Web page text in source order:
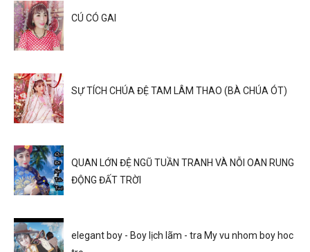
CÚ CÓ GAI
SỰ TÍCH CHÚA ĐỆ TAM LÂM THAO (BÀ CHÚA ÓT)
QUAN LỚN ĐỆ NGŨ TUẦN TRANH VÀ NỖI OAN RUNG
ĐỘNG ĐẤT TRỜI
elegant boy - Boy lịch lãm - tra My vu nhom boy hoc